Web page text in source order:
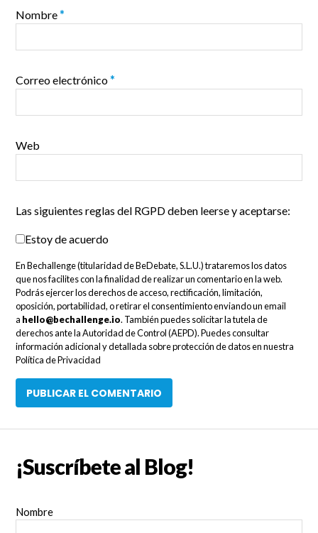
Nombre*
Correo electrónico*
Web
Las siguientes reglas del RGPD deben leerse y aceptarse:
Estoy de acuerdo
En Bechallenge (titularidad de BeDebate, S.L.U.) trataremos los datos
que nos facilites con la finalidad de realizar un comentario en la web.
Podrás ejercer los derechos de acceso, rectificación, limitación,
oposición, portabilidad, o retirar el consentimiento enviando un email
a hello@bechallenge.io. También puedes solicitar la tutela de
derechos ante la Autoridad de Control (AEPD). Puedes consultar
información adicional y detallada sobre protección de datos en nuestra
Política de Privacidad
¡Suscríbete al Blog!
Nombre